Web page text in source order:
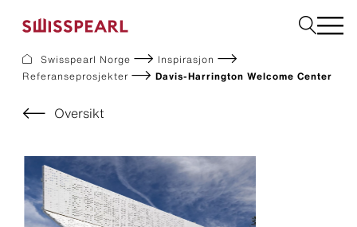
Fasade
Bygningsplater
Bestill produktprøver
Swisspearl Norge
Inspirasjon
Referanseprosjekter
Davis-Harrington Welcome Center
Oversikt